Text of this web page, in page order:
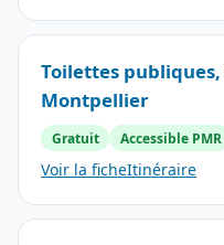
Toilettes publiques,
Montpellier
Gratuit Accessible PMR
Voir la ficheItinéraire